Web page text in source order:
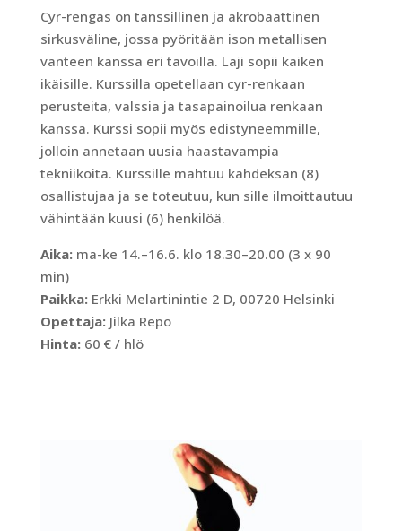
Cyr-rengas on tanssillinen ja akrobaattinen
sirkusväline, jossa pyöritään ison metallisen
vanteen kanssa eri tavoilla. Laji sopii kaiken
ikäisille. Kurssilla opetellaan cyr-renkaan
perusteita, valssia ja tasapainoilua renkaan
kanssa. Kurssi sopii myös edistyneemmille,
jolloin annetaan uusia haastavampia
tekniikoita. Kurssille mahtuu kahdeksan (8)
osallistujaa ja se toteutuu, kun sille ilmoittautuu
vähintään kuusi (6) henkilöä.
Aika:ma-ke 14.–16.6. klo 18.30–20.00 (3 x 90
min)
Paikka:Erkki Melartinintie 2 D, 00720 Helsinki
Opettaja:Jilka Repo
Hinta:60 € / hlö